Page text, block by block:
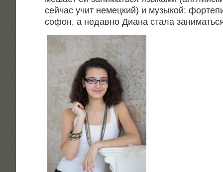
сей­час учит немец­кий) и музы­кой:
со­фон, а недав­но Диа­на ста­ла